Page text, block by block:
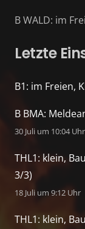
B WALD: im
Letzte
B1: im Freien,
B BMA:
30 Juli um 10:04 Uhr
THL1: klein,
3/3)
18 Juli um 9:12 Uhr
THL1: klein,